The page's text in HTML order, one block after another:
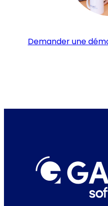
Demander une